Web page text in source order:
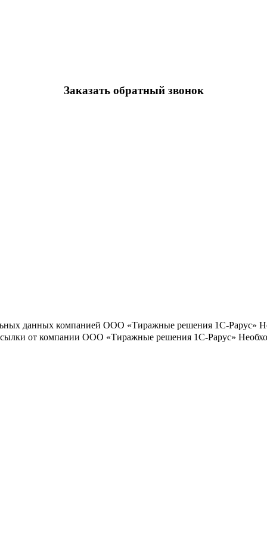
Заказать обратный звонок
данных компанией ООО «Тиражные решения 1С-Рарус»
от компании ООО «Тиражные решения 1С-Рарус»